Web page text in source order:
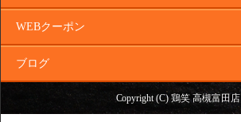
WEBクーポン
ブログ
Copyright (C) 鶏笑 高槻富田店